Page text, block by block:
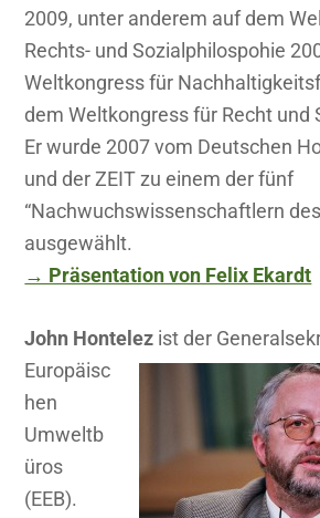
2009, unter anderem auf dem
Rechts- und Sozialphilospohie
Weltkongress für
dem Weltkongress für Recht und
Er wurde 2007 vom Deutschen
und der ZEIT zu einem der fünf
“Nachwuchswissenschaftlern
ausgewählt.
→ Präsentation von Felix Ekardt
John Hontelez ist der
Europäisc
hen
Umweltb
üros
(EEB).